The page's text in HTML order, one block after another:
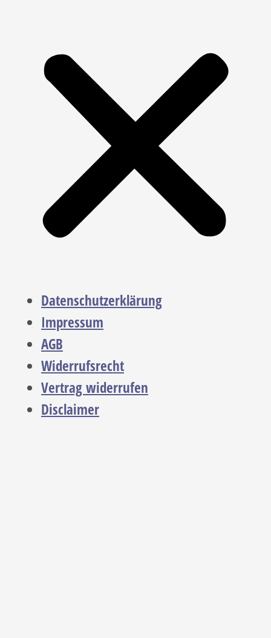
Datenschutzerklärung
Impressum
AGB
Widerrufsrecht
Vertrag widerrufen
Disclaimer